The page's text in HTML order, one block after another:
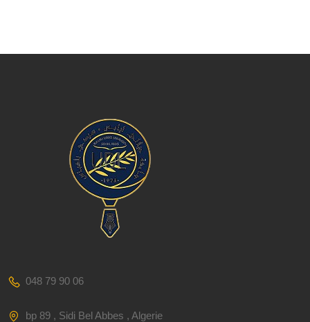
048 79 90 06
bp 89 , Sidi Bel Abbes , Algerie